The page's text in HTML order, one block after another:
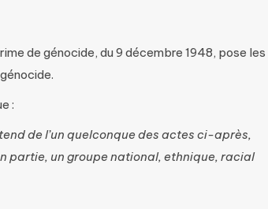
de génocide, du 9 décembre 1948, pose les
:
de l’un quelconque des actes ci-après,
partie, un groupe national, ethnique, racial